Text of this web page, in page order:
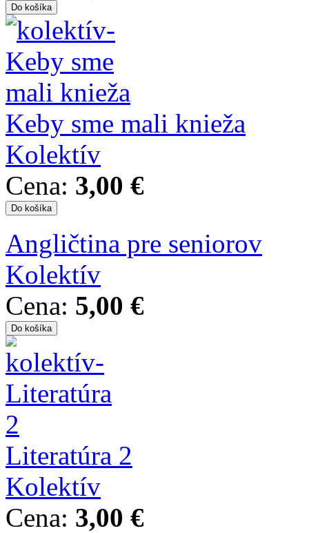
Keby sme mali knieža
Kolektív
Cena: 3,00 €
Angličtina pre seniorov
Kolektív
Cena: 5,00 €
Literatúra 2
Kolektív
Cena: 3,00 €